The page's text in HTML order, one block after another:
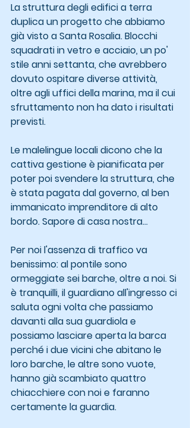
La struttura degli edifici a terra
duplica un progetto che abbiamo
già visto a Santa Rosalia. Blocchi
squadrati in vetro e acciaio, un po'
stile anni settanta, che avrebbero
dovuto ospitare diverse attività,
oltre agli uffici della marina, ma il cui
sfruttamento non ha dato i risultati
previsti.
Le malelingue locali dicono che la
cattiva gestione è pianificata per
poter poi svendere la struttura, che
è stata pagata dal governo, al ben
immanicato imprenditore di alto
bordo. Sapore di casa nostra…
Per noi l'assenza di traffico va
benissimo: al pontile sono
ormeggiate sei barche, oltre a noi. Si
è tranquilli, il guardiano all'ingresso ci
saluta ogni volta che passiamo
davanti alla sua guardiola e
possiamo lasciare aperta la barca
perché i due vicini che abitano le
loro barche, le altre sono vuote,
hanno già scambiato quattro
chiacchiere con noi e faranno
certamente la guardia.